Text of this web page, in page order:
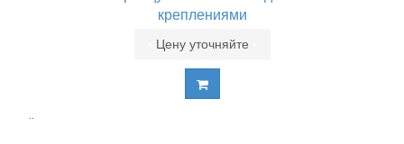
креплениями
Цену уточняйте
..